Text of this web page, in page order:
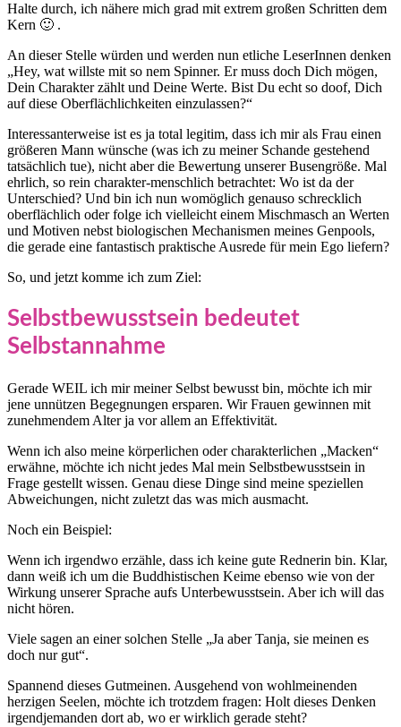
Halte durch, ich nähere mich grad mit extrem großen Schritten dem
Kern 🙂 .
An dieser Stelle würden und werden nun etliche LeserInnen denken
„Hey, wat willste mit so nem Spinner. Er muss doch Dich mögen,
Dein Charakter zählt und Deine Werte. Bist Du echt so doof, Dich
auf diese Oberflächlichkeiten einzulassen?“
Interessanterweise ist es ja total legitim, dass ich mir als Frau einen
größeren Mann wünsche (was ich zu meiner Schande gestehend
tatsächlich tue), nicht aber die Bewertung unserer Busengröße. Mal
ehrlich, so rein charakter-menschlich betrachtet: Wo ist da der
Unterschied? Und bin ich nun womöglich genauso schrecklich
oberflächlich oder folge ich vielleicht einem Mischmasch an Werten
und Motiven nebst biologischen Mechanismen meines Genpools,
die gerade eine fantastisch praktische Ausrede für mein Ego liefern?
So, und jetzt komme ich zum Ziel:
Selbstbewusstsein bedeutet
Selbstannahme
Gerade WEIL ich mir meiner Selbst bewusst bin, möchte ich mir
jene unnützen Begegnungen ersparen. Wir Frauen gewinnen mit
zunehmendem Alter ja vor allem an Effektivität.
Wenn ich also meine körperlichen oder charakterlichen „Macken“
erwähne, möchte ich nicht jedes Mal mein Selbstbewusstsein in
Frage gestellt wissen. Genau diese Dinge sind meine speziellen
Abweichungen, nicht zuletzt das was mich ausmacht.
Noch ein Beispiel:
Wenn ich irgendwo erzähle, dass ich keine gute Rednerin bin. Klar,
dann weiß ich um die Buddhistischen Keime ebenso wie von der
Wirkung unserer Sprache aufs Unterbewusstsein. Aber ich will das
nicht hören.
Viele sagen an einer solchen Stelle „Ja aber Tanja, sie meinen es
doch nur gut“.
Spannend dieses Gutmeinen. Ausgehend von wohlmeinenden
herzigen Seelen, möchte ich trotzdem fragen: Holt dieses Denken
irgendjemanden dort ab, wo er wirklich gerade steht?